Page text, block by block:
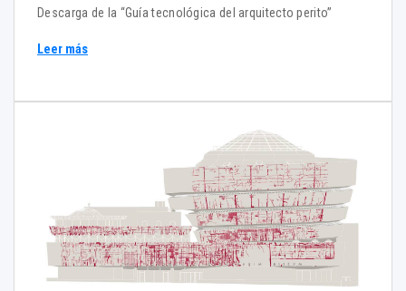
Descarga de la “Guía tecnológica del arquitecto perito”
Leer más